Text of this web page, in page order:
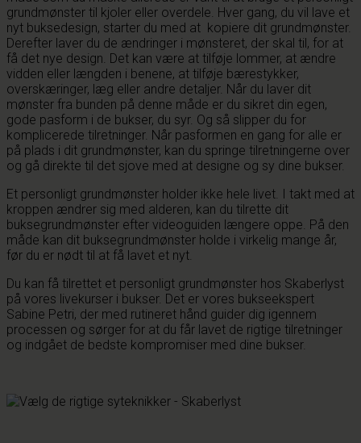
grundmønster til kjoler eller overdele. Hver gang, du vil lave et
nyt buksedesign, starter du med at kopiere dit grundmønster.
Derefter laver du de ændringer i mønsteret, der skal til, for at
få det nye design. Det kan være at tilføje lommer, at ændre
vidden eller længden i benene, at tilføje bærestykker,
overskæringer, læg eller andre detaljer. Når du laver dit
mønster fra bunden på denne måde er du sikret din egen,
gode pasform i de bukser, du syr. Og så slipper du for
komplicerede tilretninger. Når pasformen en gang for alle er
på plads i dit grundmønster, kan du springe tilretningerne over
og gå direkte til det sjove med at designe og sy dine bukser.
Et personligt grundmønster holder ikke hele livet. I takt med at
kroppen ændrer sig med alderen, kan du tilrette dit
buksegrundmønster efter videoguiden længere oppe. På den
måde kan dit buksegrundmønster holde i virkelig mange år,
før du er nødt til at få lavet et nyt.
Du kan få tilrettet et personligt grundmønster hos Skaberlyst
på vores livekurser i bukser. Det er vores bukseekspert
Sabine Petri, der med rutineret hånd guider dig igennem
processen og sørger for at du får lavet de rigtige tilretninger
og indgået de bedste kompromiser med dine bukser.